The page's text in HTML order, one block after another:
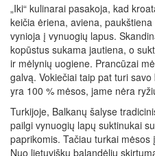
„Iki“ kulinarai pasakoja, kad
keičia ėriena, aviena,
vynioja į vynuogių lapus.
kopūstus sukama jautiena, o
ir mėlynių uogiene. Prancūzai
galvą. Vokiečiai taip pat turi
yra 100 % mėsos, jame nėra
Turkijoje, Balkanų šalyse
pailgi vynuogių lapų suktinukai
paprikomis. Tačiau turkai
Nuo lietuviškų balandėlių